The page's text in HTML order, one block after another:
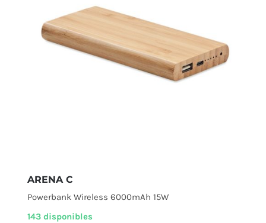
ARENA C
Powerbank Wireless 6000mAh 15W
143 disponibles